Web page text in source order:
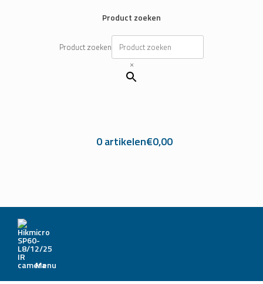
Product zoeken
Product zoeken
×
0 artikelen€0,00
Menu